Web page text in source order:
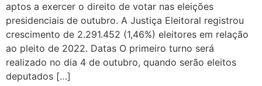
aptos a exercer o direito de votar nas eleições
presidenciais de outubro. A Justiça Eleitoral registrou
crescimento de 2.291.452 (1,46%) eleitores em relação
ao pleito de 2022. Datas O primeiro turno será
realizado no dia 4 de outubro, quando serão eleitos
deputados […]